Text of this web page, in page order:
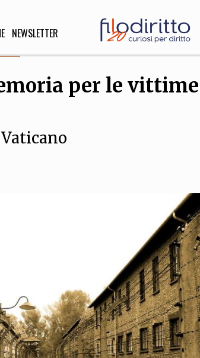
NEWSLETTER
Scienze
Architettura,
TEAM
COMITATO SCIENTIFICO AUTORI CURATORI
EXTRA
CODICI RUBRICHE LIBRI PROCEEDINGS
per le vittime